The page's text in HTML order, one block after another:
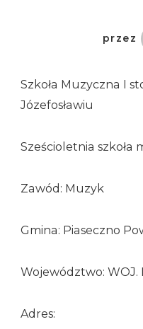
przez
Szkoła Muzyczna I
Józefosławiu
Sześcioletnia szkoła
Zawód: Muzyk
Gmina: Piaseczno
Województwo: WOJ.
Adres: